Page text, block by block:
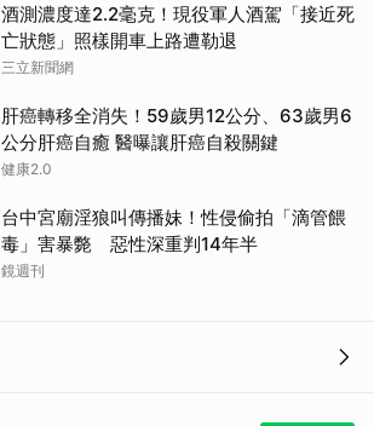
酒測濃度達2.2毫克！現役軍人酒駕「接近死
亡狀態」照樣開車上路遭勒退
三立新聞網
肝癌轉移全消失！59歲男12公分、63歲男6
公分肝癌自癒 醫曝讓肝癌自殺關鍵
健康2.0
台中宮廟淫狼叫傳播妹！性侵偷拍「滴管餵
毒」害暴斃 惡性深重判14年半
鏡週刊